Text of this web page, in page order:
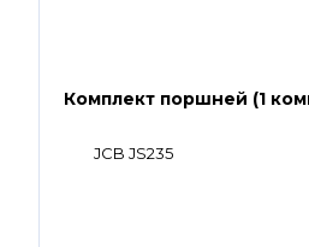
Комплект поршней (1
JCB JS235